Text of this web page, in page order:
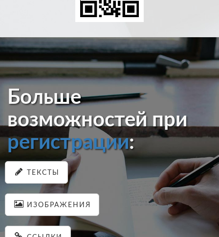
Больше
возможностей при
регистрации:
ТЕКСТЫ
ИЗОБРАЖЕНИЯ